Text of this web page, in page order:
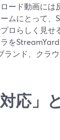
ード動画には
ムにとって
ロらしく見せ
を
ンド、クラ
応」